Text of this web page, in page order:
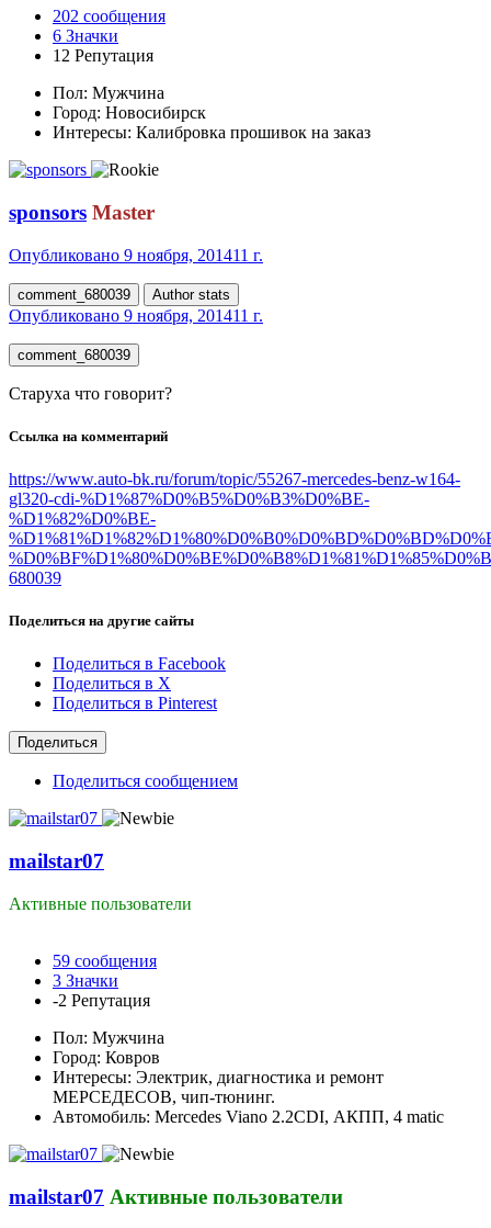
202 сообщения
6 Значки
12 Репутация
Пол: Мужчина
Город: Новосибирск
Интересы: Калибровка прошивок на заказ
sponsors Master
Опубликовано 9 ноября, 201411 г.
comment_680039 Author stats
Опубликовано 9 ноября, 201411 г.
comment_680039
Старуха что говорит?
Ссылка на комментарий
https://www.auto-bk.ru/forum/topic/55267-mercedes-benz-w164-
gl320-cdi-%D1%87%D0%B5%D0%B3%D0%BE-
%D1%82%D0%BE-
680039
Поделиться на другие сайты
Поделиться в Facebook
Поделиться в X
Поделиться в Pinterest
Поделиться
Поделиться сообщением
mailstar07
Активные пользователи
59 сообщения
3 Значки
-2 Репутация
Пол: Мужчина
Город: Ковров
Интересы: Электрик, диагностика и ремонт
МЕРСЕДЕСОВ, чип-тюнинг.
Автомобиль: Mercedes Viano 2.2CDI, АКПП, 4 matic
mailstar07 Активные пользователи